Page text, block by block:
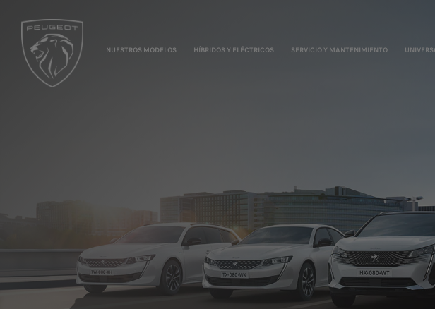
NUESTROS MODELOS HÍBRIDOS Y ELÉCTRICOS SERVICIO Y MANTENIMIENTO